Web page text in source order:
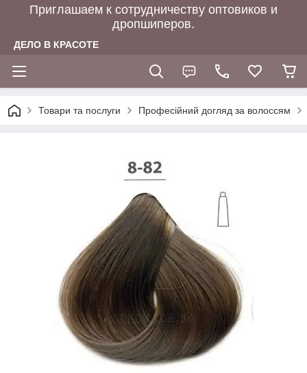
Приглашаем к сотрудничеству оптовиков и
дропшиперов.
ДЕЛО В КРАСОТЕ
Товари та послуги Професійний догляд за волоссям